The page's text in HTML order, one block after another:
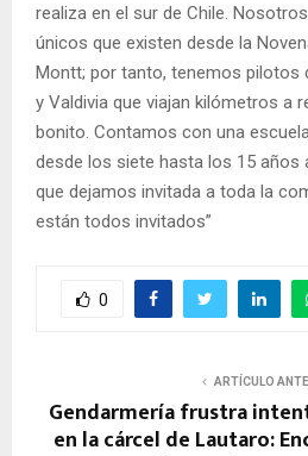
realiza en el sur de Chile.
únicos que existen desde la
Montt; por tanto, tenemos pilotos
y Valdivia que viajan kilómetros a
bonito. Contamos con una
desde los siete hasta los 15 años
que dejamos invitada a toda la
están todos invitados”
0
ARTÍCULO
Gendarmería frustra
en la cárcel de Lautaro: